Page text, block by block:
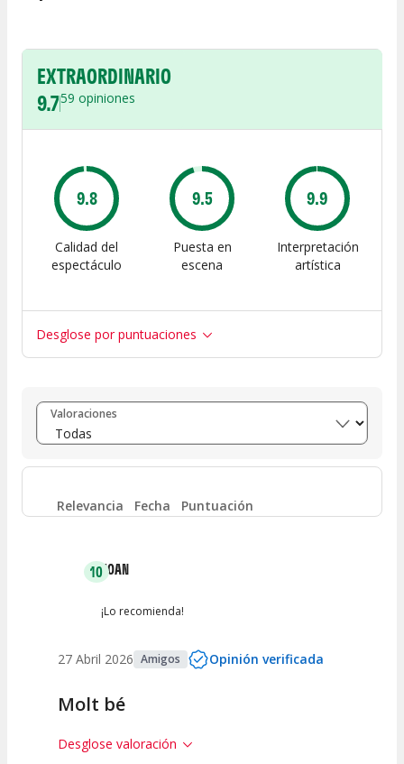
EXTRAORDINARIO
9.759 opiniones
9.8
Calidad del
espectáculo
9.5
Puesta en
escena
9.9
Interpretación
artística
Desglose por puntuaciones
Entre 8 y 10 (77)
Entre 6 y 8 (3)
Entre 4 y 6 0
Valoraciones
Relevancia Fecha Puntuación
10JOAN
¡Lo recomienda!
27 Abril 2026 Amigos Opinión verificada
Molt bé
Desglose valoración